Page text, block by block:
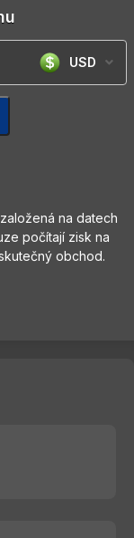
USD
na datech
počítají zisk na
obchod.